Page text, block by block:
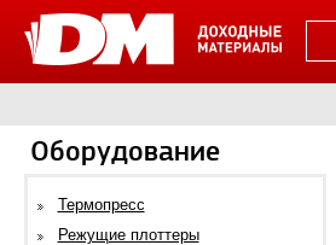
Оборудование
Термопресс
Режущие плоттеры